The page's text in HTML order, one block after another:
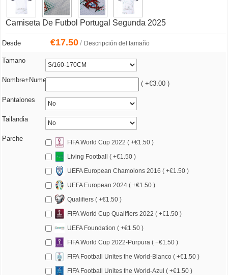
Camiseta De Futbol Portugal Segunda 2025
Desde €17.50/ Descripción del tamaño
Tamano
Nombre+Numero ( +€3.00 )
Pantalones
Tailandia
Parche
FIFA World Cup 2022 ( +€1.50 )
Living Football ( +€1.50 )
UEFA European Chamoions 2016 ( +€1.50 )
UEFA European 2024 ( +€1.50 )
Qualifiers ( +€1.50 )
FIFA World Cup Qualifiers 2022 ( +€1.50 )
UEFA Foundation ( +€1.50 )
FIFA World Cup 2022-Purpura ( +€1.50 )
FIFA Football Unites the World-Blanco ( +€1.50 )
FIFA Football Unites the World-Azul ( +€1.50 )